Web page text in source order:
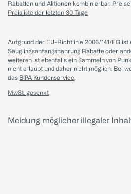
Rabatten und Aktionen kombinierbar.
Preisliste der letzten 30 Tage
Aufgrund der EU-Richtlinie 2006/141/EG ist
Säuglingsanfangsnahrung Rabatte oder
weiteren ist ebenfalls ein Sammeln von
nicht erlaubt und daher nicht möglich. Bei
das BIPA Kundenservice.
MwSt. gesenkt
Meldung möglicher illegaler